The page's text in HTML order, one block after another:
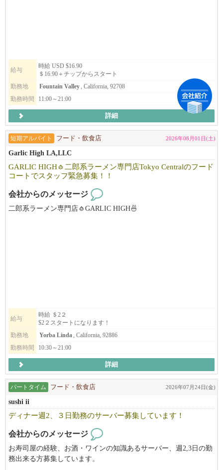
給与
時給 USD $16.90
＄16.90＋チップからスタート
勤務地
Fountain Valley, California, 92708
勤務時間
11:00～21:00
詳細
短期アルバイト フード・飲食店 2026年08月01日(土)
Garlic High LA,LLC
GARLIC HIGH🧄二郎系ラーメン専門店Tokyo Centralのフード
コートでスタッフ緊急募集！！
会社からのメッセージ
二郎系ラーメン専門店🧄GARLIC HIGH🍜
元気で明るく接客できる方、整理整頓、清潔概念をお持ちの方を
求めております。
場所はTokyo Central Yorba Linda店です。
給与
時給 ＄2２
$2２スタートになります！
勤務地
Yorba Linda, California, 92886
勤務時間
10:30～21:00
詳細
パートタイム フード・飲食店 2026年07月24日(金)
sushi ii
ディナー週2、３日勤務のサーバー募集しています！
会社からのメッセージ
お寿司屋の経験、お酒・ワインの知識あるサーバー、週2,3日の勤
務出来る方募集しています。